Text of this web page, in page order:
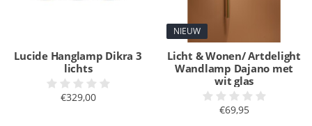
Lucide Hanglamp Dikra 3
lichts
€329,00
NIEUW
Licht & Wonen/ Artdelight
Wandlamp Dajano met
wit glas
€69,95